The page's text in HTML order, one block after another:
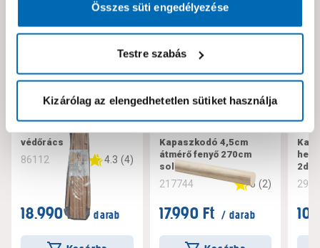
Összes süti engedélyezése
Testre szabás
Kizárólag az elengedhetetlen sütiket használja
védőrács
86112 4.3 (4)
18.990 Ft / darab
Kapaszkodó 4,5cm
átmérő fenyő 270cm
solide
217744 5 (2)
17.990 Ft / darab